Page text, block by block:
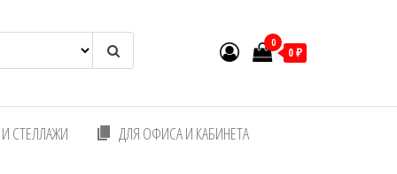
0
0 ₽
СТЕЛЛАЖИ ДЛЯ ОФИСА И КАБИНЕТА